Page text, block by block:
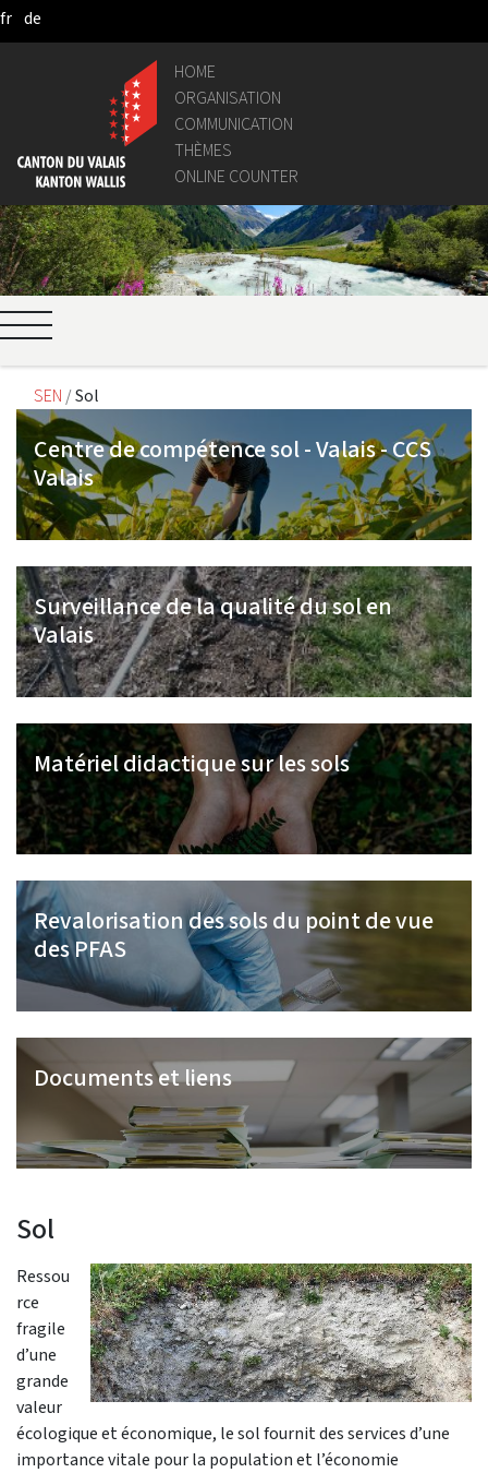
Skip to Main Content
fr de
HOME
ORGANISATION
COMMUNICATION
THÈMES
ONLINE COUNTER
SEN Sol
Centre de compétence sol - Valais - CCS
Valais
Surveillance de la qualité du sol en
Valais
Matériel didactique sur les sols
Revalorisation des sols du point de vue
des PFAS
Documents et liens
Sol
Ressou
rce
fragile
d’une
grande
valeur
écologique et économique, le sol fournit des services d’une
importance vitale pour la population et l’économie